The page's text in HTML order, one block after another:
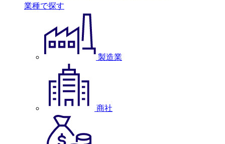
業種で探す
製造業
商社